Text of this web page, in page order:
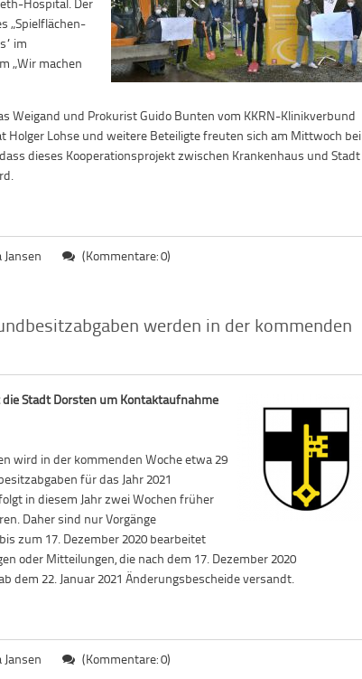
„Spielflächen-
im
„Wir machen
Weigand und Prokurist Guido Bunten vom KKRN-Klinikverbund
Holger Lohse und weitere Beteiligte freuten sich am Mittwoch bei
dieses Kooperationsprojekt zwischen Krankenhaus und Stadt
(Kommentare: 0)
werden in der kommenden
Stadt Dorsten um Kontaktaufnahme
wird in der kommenden Woche etwa 29
für das Jahr 2021
in diesem Jahr zwei Wochen früher
Daher sind nur Vorgänge
zum 17. Dezember 2020 bearbeitet
oder Mitteilungen, die nach dem 17. Dezember 2020
dem 22. Januar 2021 Änderungsbescheide versandt.
(Kommentare: 0)